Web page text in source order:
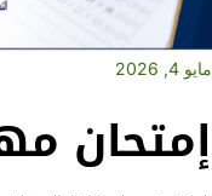
مايو 4, 2026
إمتحان